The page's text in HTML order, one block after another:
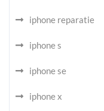
iphone reparatie
iphone s
iphone se
iphone x